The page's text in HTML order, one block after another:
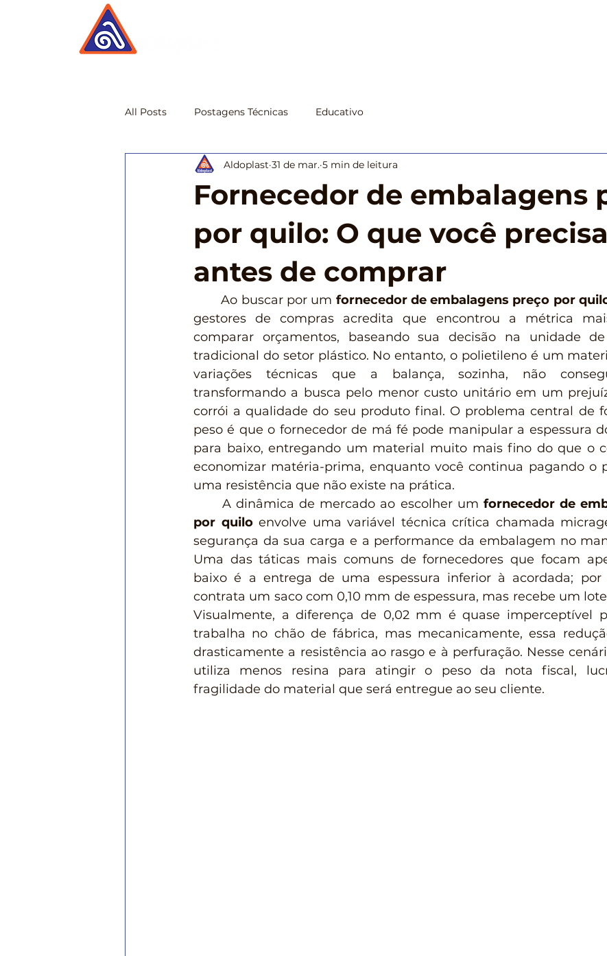
All Posts Postagens Técnicas Educativo
Fornecedor de embalagens
por quilo: O que você
antes de comprar
Aldoplast 31 de mar. 5 min de leitura
	Ao buscar por um
fornecedor de embalagens preço por
gestores de compras acredita que encontrou a métrica
comparar orçamentos, baseando sua decisão na unidade
tradicional do setor plástico. No entanto, o polietileno é um
variações técnicas que a balança, sozinha, não
transformando a busca pelo menor custo unitário em um
corrói a qualidade do seu produto final. O problema central de
peso é que o fornecedor de má fé pode manipular a espessura
para baixo, entregando um material muito mais fino do que o
economizar matéria-prima, enquanto você continua pagando o
uma resistência que não existe na prática.
	A dinâmica de mercado ao escolher um
fornecedor de
por quilo envolve uma variável técnica crítica chamada
segurança da sua carga e a performance da embalagem no
Uma das táticas mais comuns de fornecedores que focam
baixo é a entrega de uma espessura inferior à acordada; por
contrata um saco com 0,10 mm de espessura, mas recebe um
Visualmente, a diferença de 0,02 mm é quase imperceptível
trabalha no chão de fábrica, mas mecanicamente, essa
drasticamente a resistência ao rasgo e à perfuração. Nesse
utiliza menos resina para atingir o peso da nota fiscal,
fragilidade do material que será entregue ao seu cliente.